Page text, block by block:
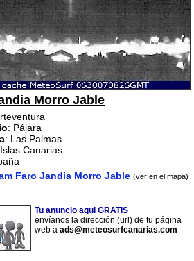
Morro Jable
: Pájara
: Las Palmas
Canarias
Faro Jandia Morro Jable (ver en el mapa)
Tu anuncio aqui GRATIS
envíanos la dirección (url) de tu página
web a ads@meteosurfcanarias.com